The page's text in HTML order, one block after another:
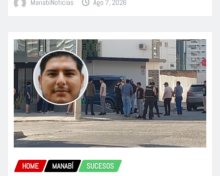
ManabiNoticias Ago 7, 2026
HOME MANABÍ SUCESOS